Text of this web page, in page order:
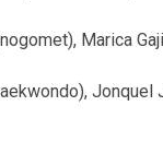
Marica
Jonquel